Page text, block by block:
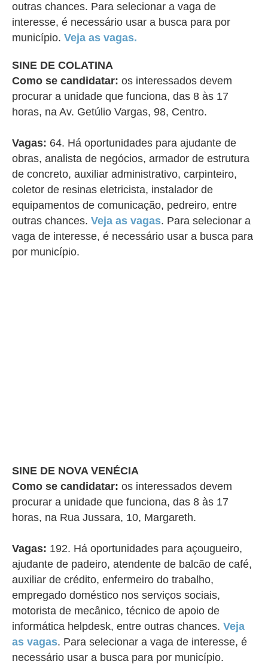
outras chances. Para selecionar a vaga de
interesse, é necessário usar a busca para por
município. Veja as vagas.
SINE DE COLATINA
Como se candidatar: os interessados devem
procurar a unidade que funciona, das 8 às 17
horas, na Av. Getúlio Vargas, 98, Centro.
Vagas: 64. Há oportunidades para ajudante de
obras, analista de negócios, armador de estrutura
de concreto, auxiliar administrativo, carpinteiro,
coletor de resinas eletricista, instalador de
equipamentos de comunicação, pedreiro, entre
outras chances. Veja as vagas. Para selecionar a
vaga de interesse, é necessário usar a busca para
por município.
SINE DE NOVA VENÉCIA
Como se candidatar: os interessados devem
procurar a unidade que funciona, das 8 às 17
horas, na Rua Jussara, 10, Margareth.
Vagas: 192. Há oportunidades para açougueiro,
ajudante de padeiro, atendente de balcão de café,
auxiliar de crédito, enfermeiro do trabalho,
empregado doméstico nos serviços sociais,
motorista de mecânico, técnico de apoio de
informática helpdesk, entre outras chances. Veja
as vagas. Para selecionar a vaga de interesse, é
necessário usar a busca para por município.